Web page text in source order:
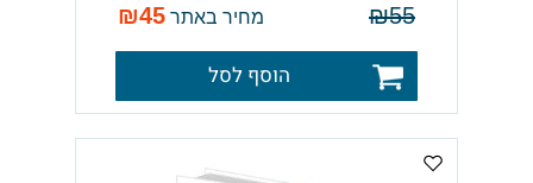
₪55 מחיר באתר ₪45
הוסף לסל